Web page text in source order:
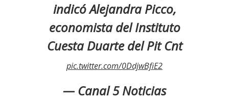
indicó Alejandra Picco,
economista del Instituto
Cuesta Duarte del Pit Cnt
pic.twitter.com/0DdjwBfiE2
— Canal 5 Noticias